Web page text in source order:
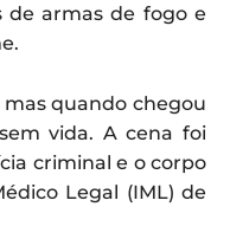
de armas de fogo e
quando chegou
vida. A cena foi
criminal e o corpo
Legal (IML) de